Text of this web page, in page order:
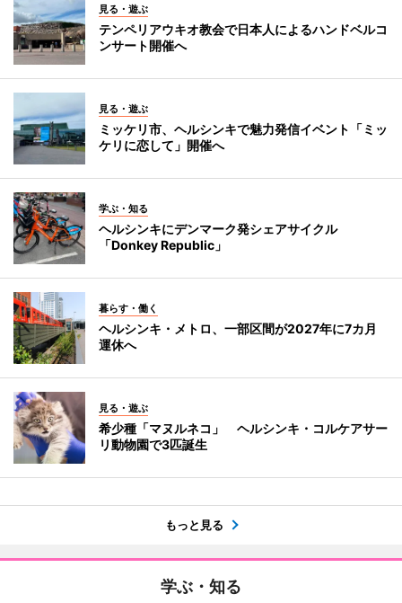
見る・遊ぶ
テンペリアウキオ教会で日本人によるハンドベルコ
ンサート開催へ
見る・遊ぶ
ミッケリ市、ヘルシンキで魅力発信イベント「ミッ
ケリに恋して」開催へ
学ぶ・知る
ヘルシンキにデンマーク発シェアサイクル
「Donkey Republic」
暮らす・働く
ヘルシンキ・メトロ、一部区間が2027年に7カ月
運休へ
見る・遊ぶ
希少種「マヌルネコ」 ヘルシンキ・コルケアサー
リ動物園で3匹誕生
もっと見る
学ぶ・知る